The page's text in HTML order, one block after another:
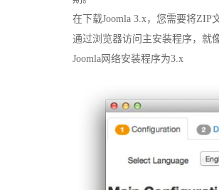
在下载Joomla 3.x，您需要将ZIP
通过浏览器访问主安装程序，就
Joomla网络安装程序为3.x